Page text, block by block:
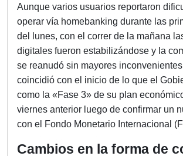
Aunque varios usuarios reportaron
operar vía homebanking durante las
del lunes, con el correr de la mañana
digitales fueron estabilizándose y la
se reanudó sin mayores
coincidió con el inicio de lo que el
como la «Fase 3» de su plan
viernes anterior luego de confirmar un
con el Fondo Monetario Internacional
Cambios en la forma de